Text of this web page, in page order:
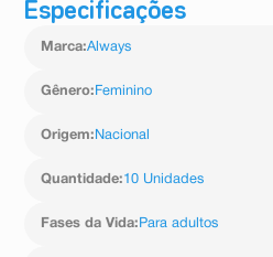
Especificações
Marca:Always
Gênero: Feminino
Origem: Nacional
Quantidade:10 Unidades
Fases da Vida: Para adultos